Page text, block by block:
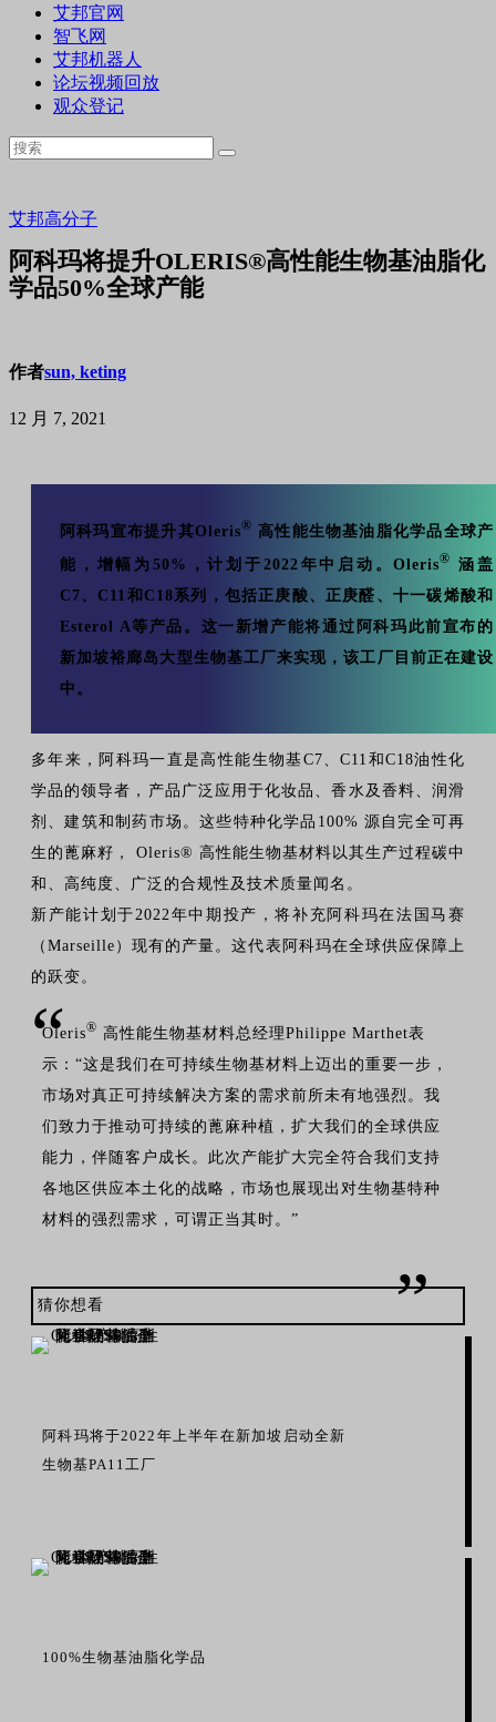
艾邦官网
智飞网
艾邦机器人
论坛视频回放
观众登记
艾邦高分子
阿科玛将提升OLERIS®高性能生物基油脂化
学品50%全球产能
作者sun, keting
12 月 7, 2021
阿科玛宣布提升其Oleris® 高性能生物基油脂化学品全球产
能，增幅为50%，计划于2022年中启动。Oleris®
涵盖
C7、C11和C18系列，包括正庚酸、正庚醛、十一碳烯酸和
Esterol A等产品。这一新增产能将通过阿科玛此前宣布的
新加坡裕廊岛大型生物基工厂来实现，该工厂目前正在建设
中。
多年来，阿科玛一直是高性能生物基C7、C11和C18油性化
学品的领导者，产品广泛应用于化妆品、香水及香料、润滑
剂、建筑和制药市场。这些特种化学品100% 源自完全可再
生的蓖麻籽， Oleris® 高性能生物基材料以其生产过程碳中
和、高纯度、广泛的合规性及技术质量闻名。
新产能计划于2022年中期投产，将补充阿科玛在法国马赛
（Marseille）现有的产量。这代表阿科玛在全球供应保障上
的跃变。
“
Oleris® 高性能生物基材料总经理Philippe Marthet表
示：“这是我们在可持续生物基材料上迈出的重要一步，
市场对真正可持续解决方案的需求前所未有地强烈。我
们致力于推动可持续的蓖麻种植，扩大我们的全球供应
能力，伴随客户成长。此次产能扩大完全符合我们支持
各地区供应本土化的战略，市场也展现出对生物基特种
材料的强烈需求，可谓正当其时。”
”
猜你想看
阿科玛将于2022年上半年在新加坡启动全新
生物基PA11工厂
100%生物基油脂化学品